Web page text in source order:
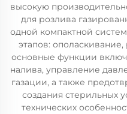
высокую
для розлива
одной компактной
этапов:
основные функции
налива, управление
газации, а также
создания стерильных
технических